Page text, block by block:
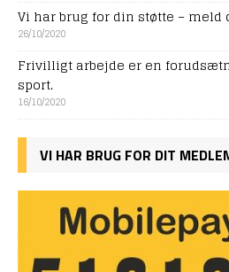
Vi har brug for din støtte –
26/10/2020
Frivilligt arbejde er en
sport.
16/10/2020
VI HAR BRUG FOR DIT